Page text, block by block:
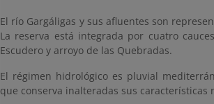
El río Gargáligas y sus afluentes son
La reserva está integrada por cuatro
Escudero y arroyo de las Quebradas.
El régimen hidrológico es pluvial
que conserva inalteradas sus características